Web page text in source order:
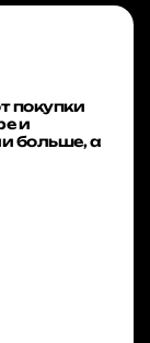
покупки
и
больше, а